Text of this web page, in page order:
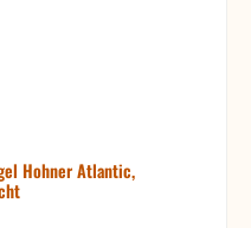
Hohner Atlantic,